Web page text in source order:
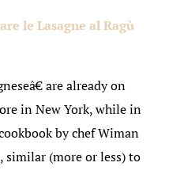
le Lasagne al Ragù
are already on
in New York, while in
by chef Wiman
(more or less) to